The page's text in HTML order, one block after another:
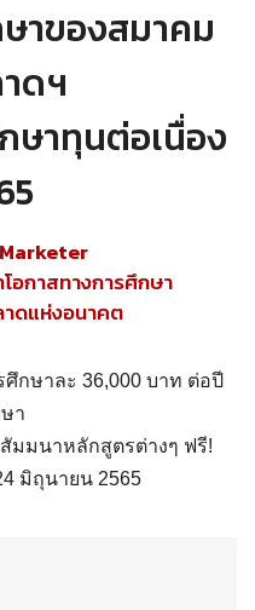
าของสมาคม
ดฯ
ษาทุนต่อเนื่อง
อกาสทางการศึกษา
ดแห่งอนาคต
กษาละ 36,000 บาท ต่อปี
า
มมนาหลักสูตรต่างๆ ฟรี!
มิถุนายน 2565